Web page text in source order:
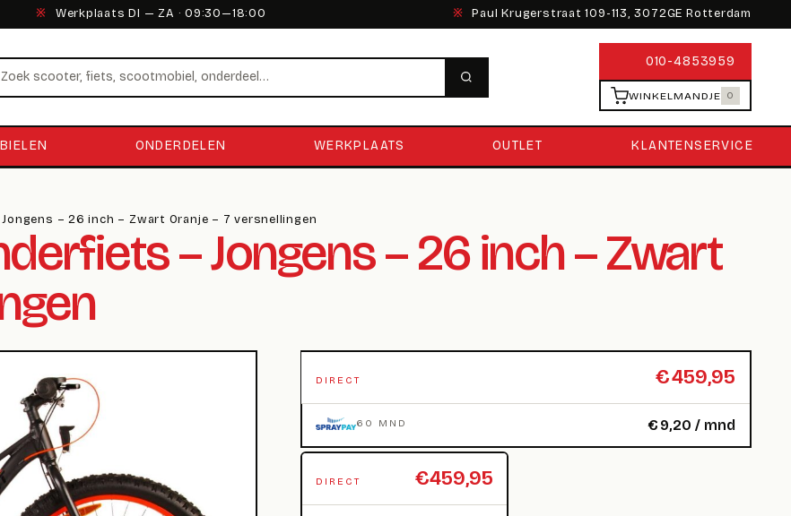
※ Werkplaats DI — ZA · 09:30—18:00 ※ Paul Krugerstraat 109-113, 3072GE Rotterdam
010-4853959
WINKELMANDJE 0
ONDERDELEN WERKPLAATS OUTLET KLANTENSERVICE
– 26 inch – Zwart Oranje – 7 versnellingen
– Jongens – 26 inch – Zwart
DIRECT €459,95
60 MND € 9,20 / mnd
DIRECT €459,95